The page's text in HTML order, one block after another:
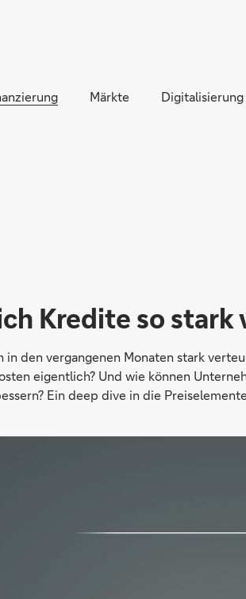
Direkt zum Hauptinhalt (Enter
Märkte Digitalisierung
Kredite so
in den vergangenen Monaten stark
eigentlich? Und wie können
Ein deep dive in die